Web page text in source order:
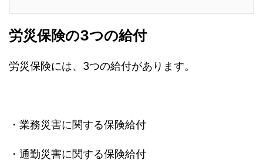
労災保険の3つの給付
労災保険には、3つの給付があります。
・業務災害に関する保険給付
・通勤災害に関する保険給付